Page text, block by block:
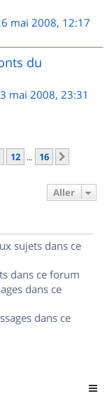
mai 2008, 12:17
du
mai 2008, 23:31
12 … 16
Aller
sujets dans ce
dans ce forum
dans ce
dans ce